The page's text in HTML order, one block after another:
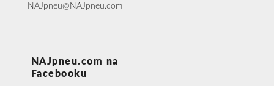
NAJpneu@NAJpneu.com
NAJpneu.com na
Facebooku